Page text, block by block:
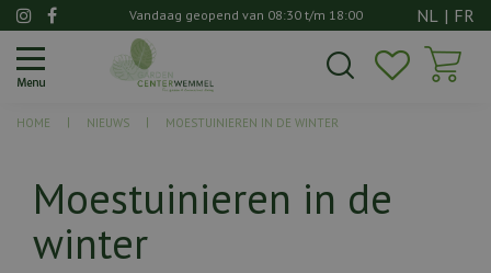
a
HOME NIEUWS MOESTUINIEREN IN DE WINTER
Vandaag geopend van 08:30t/m 18:00 NL | FR
Moestuinieren in de
winter